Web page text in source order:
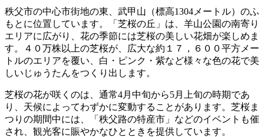
秩父市の中心市街地の東、武甲山（標高1304メートル）のふ
もとに位置しています。「芝桜の丘」は、羊山公園の南寄り
エリアに広がり、花の季節には芝桜の美しい花畑が楽しめま
す。４０万株以上の芝桜が、広大な約１７，６００平方メー
トルのエリアを覆い、白・ピンク・紫など様々な色の花で美
しいじゅうたんをつくり出します。
芝桜の花が咲くのは、通常4月中旬から5月上旬の時期であ
り、天候によってわずかに変動することがあります。芝桜ま
つりの期間中には、「秩父路の特産市」などのイベントも催
され、観光客に賑やかなひとときを提供しています。